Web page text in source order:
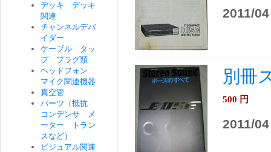
2011/04
別冊
500 円
2011/04
デッキ デッキ
関連
チャンネルデバ
イダー
ケーブル タッ
プ プラグ類
ヘッドフォン
マイク関連機器
真空管
パーツ（抵抗
コンデンサ メ
ーター トラン
スなど）
ビジュアル関連